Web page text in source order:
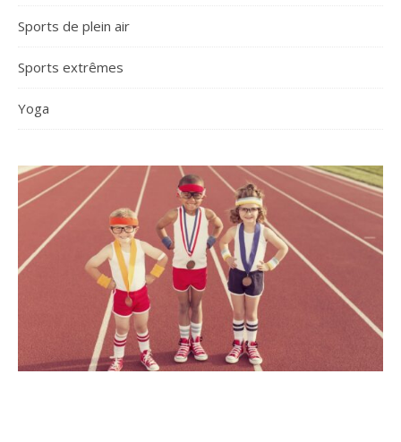
Sports de plein air
Sports extrêmes
Yoga